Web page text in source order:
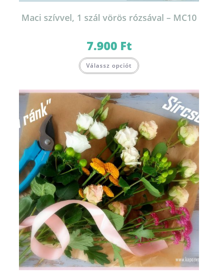
Maci szívvel, 1 szál vörös rózsával – MC10
7.900 Ft
Válassz opciót